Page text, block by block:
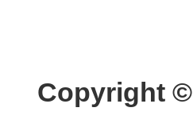
Copyright ©